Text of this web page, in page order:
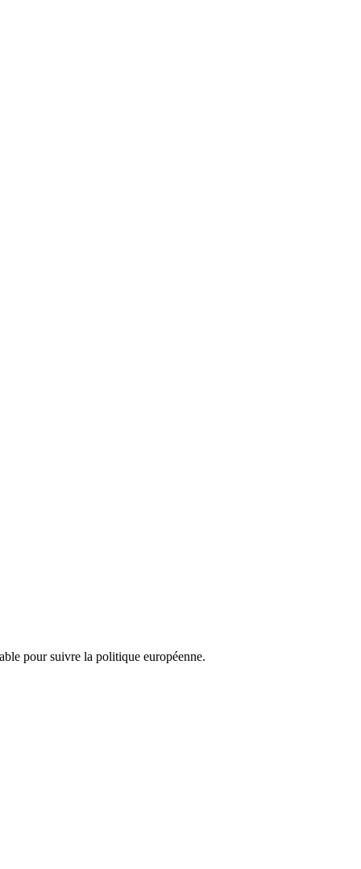
pour suivre la politique européenne.